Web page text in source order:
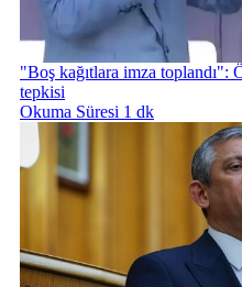
"Boş kağıtlara imza toplandı":
tepkisi
Okuma Süresi 1 dk